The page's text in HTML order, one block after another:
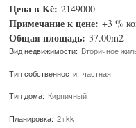
Цена в Kč: 2149000
Примечание к цене: +3 %
Общая площадь: 37.00m2
Вид недвижимости: Вторичное
Тип собственности: частная
Тип дома: Кирпичный
Планировка: 2+kk